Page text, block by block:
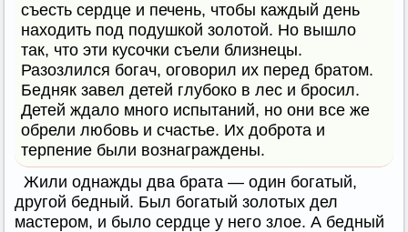
съесть сердце и печень, чтобы каждый день
находить под подушкой золотой. Но вышло
так, что эти кусочки съели близнецы.
Разозлился богач, оговорил их перед братом.
Бедняк завел детей глубоко в лес и бросил.
Детей ждало много испытаний, но они все же
обрели любовь и счастье. Их доброта и
терпение были вознаграждены.
Жили однажды два брата — один богатый,
другой бедный. Был богатый золотых дел
мастером, и было сердце у него злое. А бедный